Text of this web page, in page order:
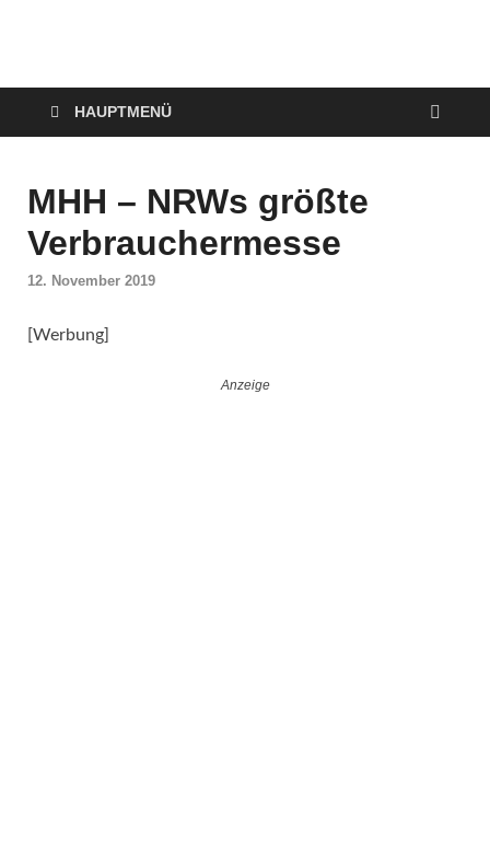
VerPOTTet
HAUPTMENÜ
MHH – NRWs größte
Verbrauchermesse
12. November 2019
[Werbung]